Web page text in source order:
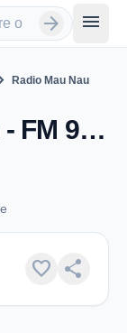
arrow_forward menu
Radio Mau Nau
Radio Mau Nau - FM 90.6 - Chalons-en-Champagne
favorite share